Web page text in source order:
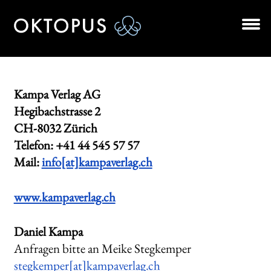
Zur
Navigation
Zum
Inhalt
AUTOR*INNEN
LESUNGEN
VERLAG
Stellenangebote
Kampa Verlag AG
Hegibachstrasse 2
CH-8032 Zürich
Telefon: +41 44 545 57 57
Mail:info[at]kampaverlag.ch
www.kampaverlag.ch
Daniel Kampa
Anfragen bitte an Meike Stegkemper
stegkemper[at]kampaverlag.ch